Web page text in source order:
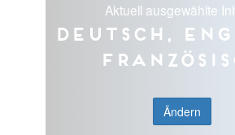
Aktuell ausgewählte
Deutsch,
Ändern